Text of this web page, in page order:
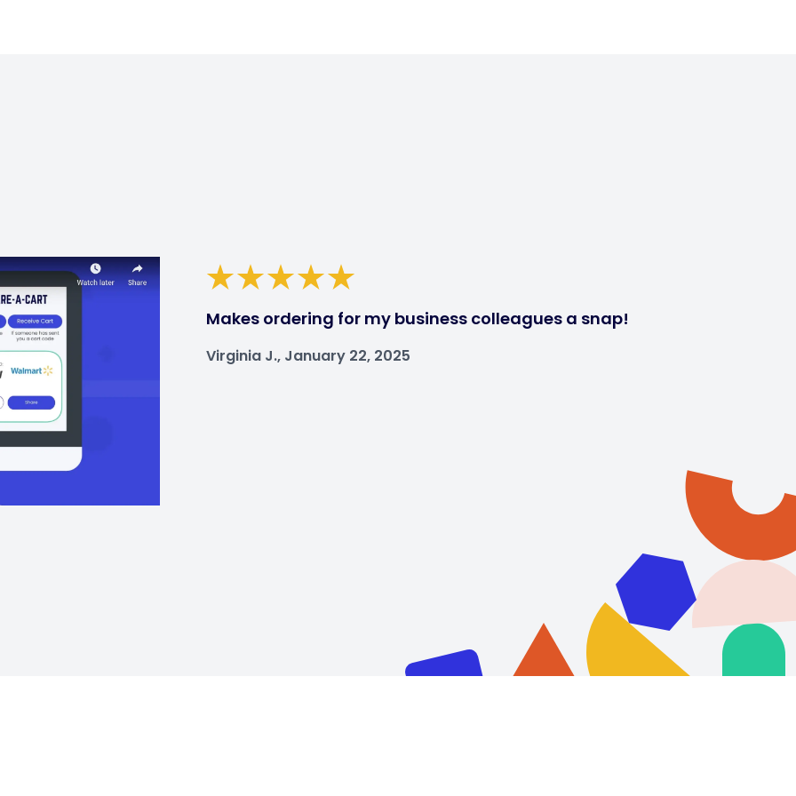
Makes ordering for my business colleagues a snap!
Virginia J., January 22, 2025